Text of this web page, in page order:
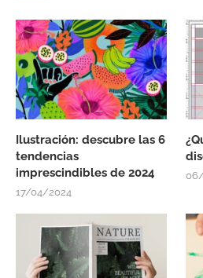
Ilustración: descubre las 6
tendencias
imprescindibles de 2024
17/04/2024